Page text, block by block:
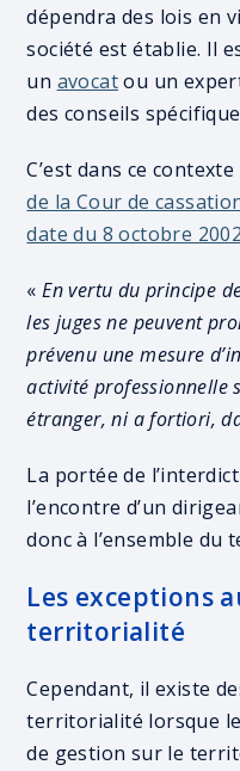
dépendra des lois en
société est établie. Il
un avocatou un
des conseils
C’est dans ce
de la Cour de
date du 8 octobre 2002
«En vertu du principe
les juges ne peuvent
prévenu une mesure
activité professionnelle
étranger, ni a fortiori,
La portée de
l’encontre d’un
donc à l’ensemble du
Les exceptions
territorialité
Cependant, il existe
territorialité lorsque
de gestion sur le